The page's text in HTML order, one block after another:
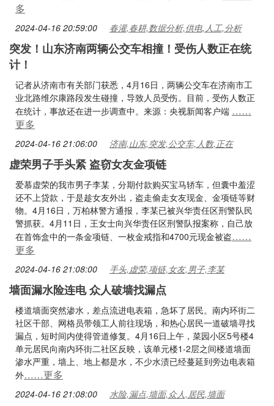
多
2024-04-16 20:59:00 春灌,春耕,数据分析,供电,人工,分析
突发！山东济南两辆公交车相撞！受伤人数正在统
计！
记者从济南市有关部门获悉，4月16日，两辆公交车在济南市工
业北路维尔康路段发生碰撞，导致人员受伤。目前，受伤人数正
在统计，事故还在进一步调查中。来源：央视新闻客户端‍‍ ……
更多
2024-04-16 21:06:00 济南,山东,突发,公交车,人数,正在
虚荣男子手头紧 盗窃女友金项链
爱慕虚荣的我市男子李某，分期付款购买宝马轿车，但囊中羞涩
还不上贷款，于是趁女友外出，盗走偷走女友现金、金项链等财
物。4月16日，万柏林警方通报，李某已被兴华责任区刑警队民
警抓获。4月11日，王女士向兴华责任区刑警队报案称，自己放
在首饰盒中的一条金项链、一枚金戒指和4700元现金被盗……
更多
2024-04-16 21:08:00 手头,虚荣,项链,女友,男子,李某
墙面漏水险连电 众人破墙找漏点
楼道墙面突然渗水，差点流进电表箱，急坏了居民。南内环街二
社区干部、网格员带领工人前往现场，和热心居民一道破墙寻找
漏点，短时间内使得管道修复。4月16日上午，菜园小区5号楼4
单元居民向南内环街二社区反映，该单元楼1-2层之间楼道墙面
渗水严重，墙上、地上都是水，不少水渍已经蔓延到旁边电表箱
外……更多
2024-04-16 21:08:00 水险,漏点,墙面,众人,居民,墙面